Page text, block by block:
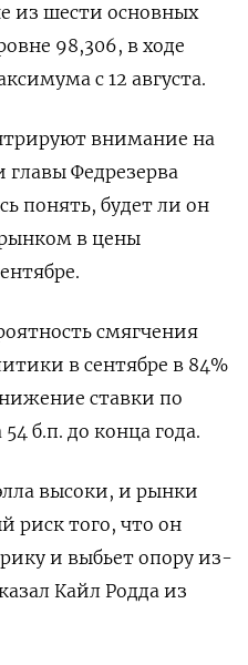
из шести основных
98,306​, в ходе
с 12 августа.
внимание на
Федрезерва
понять, будет ли он
в цены
смягчения
в сентябре в 84%
ставки по
б.п. до конца года.
высоки, и рынки
риск того, что он
и выбьет опору из-
Кайл Родда из